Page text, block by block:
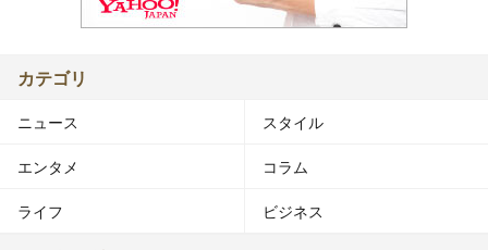
カテゴリ
ニュース スタイル
エンタメ コラム
ライフ ビジネス